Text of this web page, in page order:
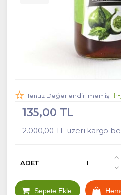
Henüz Değerlendirilmemiş
135,00 TL
2.000,00 TL üzeri kargo
+
ADET
Sepete Ekle